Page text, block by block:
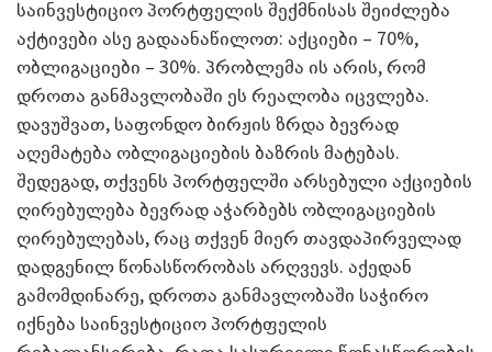
საინვესტიციო პორტფელის შექმნისას შეიძლება
აქტივები ასე გადაანაწილოთ: აქციები – 70%,
ობლიგაციები – 30%. პრობლემა ის არის, რომ
დროთა განმავლობაში ეს რეალობა იცვლება.
დავუშვათ, საფონდო ბირჟის ზრდა ბევრად
აღემატება ობლიგაციების ბაზრის მატებას.
შედეგად, თქვენს პორტფელში არსებული აქციების
ღირებულება ბევრად აჭარბებს ობლიგაციების
ღირებულებას, რაც თქვენ მიერ თავდაპირველად
დადგენილ წონასწორობას არღვევს. აქედან
გამომდინარე, დროთა განმავლობაში საჭირო
იქნება საინვესტიციო პორტფელის